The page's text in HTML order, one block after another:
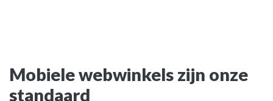
Mobiele webwinkels zijn onze
standaard